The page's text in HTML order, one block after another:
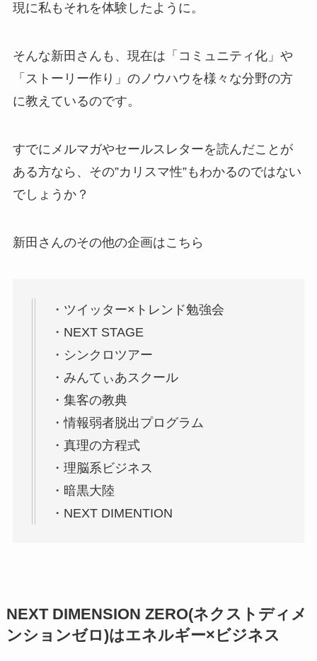
現に私もそれを体験したように。
そんな新田さんも、現在は「コミュニティ化」や
「ストーリー作り」のノウハウを様々な分野の方
に教えているのです。
すでにメルマガやセールスレターを読んだことが
ある方なら、その”カリスマ性”もわかるのではない
でしょうか？
新田さんのその他の企画はこちら
・ツイッター×トレンド勉強会
・NEXT STAGE
・シンクロツアー
・みんてぃあスクール
・集客の教典
・情報弱者脱出プログラム
・真理の方程式
・理脳系ビジネス
・暗黒大陸
・NEXT DIMENTION
NEXT DIMENSION ZERO(ネクストディメ
ンションゼロ)はエネルギー×ビジネス